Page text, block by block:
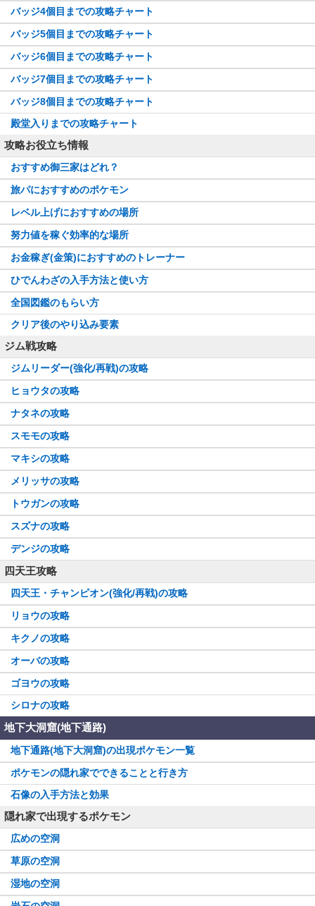
バッジ4個目までの攻略チャート
バッジ5個目までの攻略チャート
バッジ6個目までの攻略チャート
バッジ7個目までの攻略チャート
バッジ8個目までの攻略チャート
殿堂入りまでの攻略チャート
攻略お役立ち情報
おすすめ御三家はどれ？
旅パにおすすめのポケモン
レベル上げにおすすめの場所
努力値を稼ぐ効率的な場所
お金稼ぎ(金策)におすすめのトレーナー
ひでんわざの入手方法と使い方
全国図鑑のもらい方
クリア後のやり込み要素
ジム戦攻略
ジムリーダー(強化/再戦)の攻略
ヒョウタの攻略
ナタネの攻略
スモモの攻略
マキシの攻略
メリッサの攻略
トウガンの攻略
スズナの攻略
デンジの攻略
四天王攻略
四天王・チャンピオン(強化/再戦)の攻略
リョウの攻略
キクノの攻略
オーバの攻略
ゴヨウの攻略
シロナの攻略
地下大洞窟(地下通路)
地下通路(地下大洞窟)の出現ポケモン一覧
ポケモンの隠れ家でできることと行き方
石像の入手方法と効果
隠れ家で出現するポケモン
広めの空洞
草原の空洞
湿地の空洞